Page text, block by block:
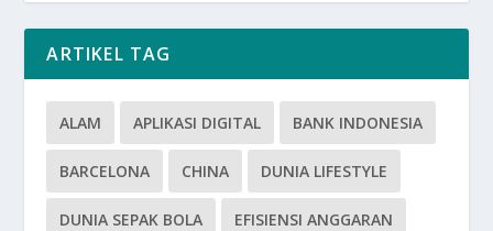
ARTIKEL TAG
ALAM APLIKASI DIGITAL BANK INDONESIA
BARCELONA CHINA DUNIA LIFESTYLE
DUNIA SEPAK BOLA EFISIENSI ANGGARAN